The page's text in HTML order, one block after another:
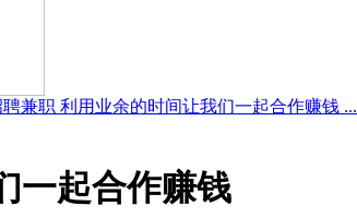
聘兼职 利用业余的时间让我们一起合作赚钱 ...
一起合作赚钱